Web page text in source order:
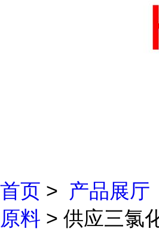
首页 > 产品展厅
原料 > 供应三氯